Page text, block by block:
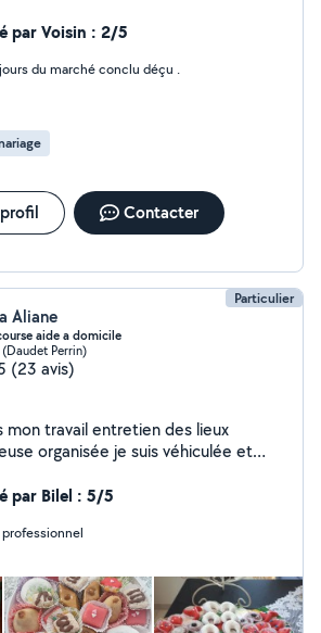
je peux aussi servir
ou autres fêtes familiales.....Merci à
par Voisin : 2/5
du marché conclu déçu .
Contacter
Particulier
Aliane
aide a domicile
Perrin)
(23 avis)
entretien des lieux
et
midi Garde
par Bilel : 5/5